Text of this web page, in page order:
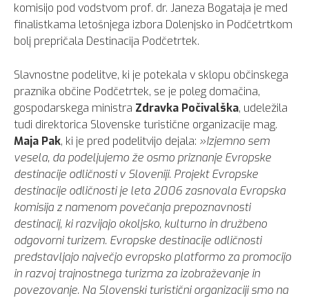
komisijo pod vodstvom prof. dr. Janeza Bogataja je med
finalistkama letošnjega izbora Dolenjsko in Podčetrtkom
bolj prepričala Destinacija Podčetrtek.
Slavnostne podelitve, ki je potekala v sklopu občinskega
praznika občine Podčetrtek, se je poleg domačina,
gospodarskega ministra Zdravka Počivalška, udeležila
tudi direktorica Slovenske turistične organizacije mag.
Maja Pak, ki je pred podelitvijo dejala: »Izjemno sem
vesela, da podeljujemo že osmo priznanje Evropske
destinacije odličnosti v Sloveniji. Projekt Evropske
destinacije odličnosti je leta 2006 zasnovala Evropska
komisija z namenom povečanja prepoznavnosti
destinacij, ki razvijajo okoljsko, kulturno in družbeno
odgovorni turizem. Evropske destinacije odličnosti
predstavljajo največjo evropsko platformo za promocijo
in razvoj trajnostnega turizma za izobraževanje in
povezovanje. Na Slovenski turistični organizaciji smo na